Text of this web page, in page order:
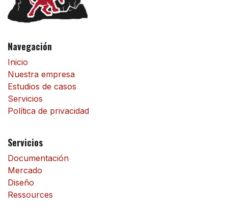
Navegación
Inicio
Nuestra empresa
Estudios de casos
Servicios
Política de privacidad
Servicios
Documentación
Mercado
Diseño
Ressources